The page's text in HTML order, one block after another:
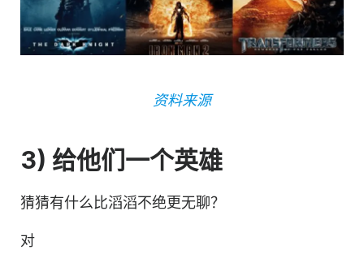
资料来源
3) 给他们一个英雄
猜猜有什么比滔滔不绝更无聊？
对